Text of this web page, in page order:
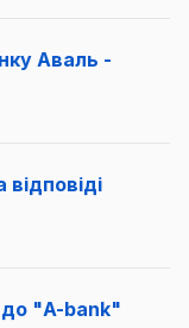
Аваль -
до "A-bank"